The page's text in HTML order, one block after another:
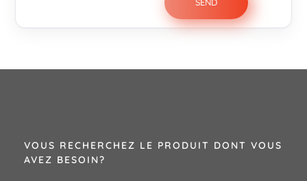
VOUS RECHERCHEZ LE PRODUIT DONT VOUS
AVEZ BESOIN?